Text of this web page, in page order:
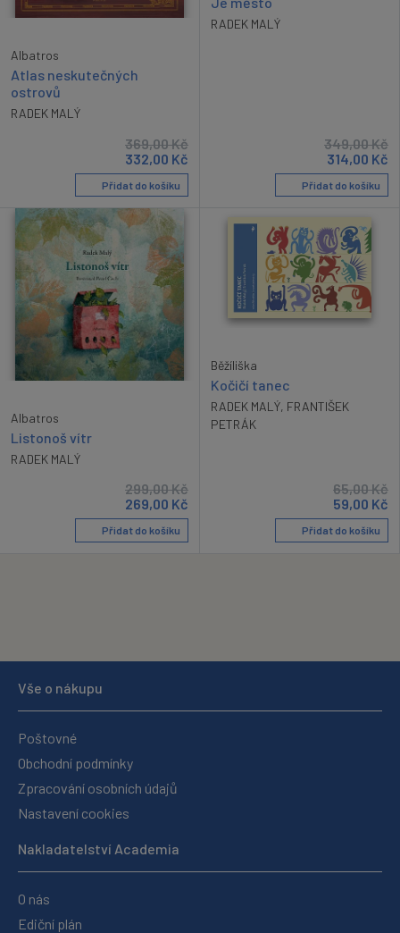
Albatros
Atlas neskutečných
ostrovů
RADEK MALÝ
369,00Kč
332,00 Kč
Přidat do košíku
RADEK MALÝ
349,00Kč
314,00 Kč
Přidat do košíku
Albatros
Listonoš vítr
RADEK MALÝ
299,00Kč
269,00 Kč
Přidat do košíku
Běžíliška
Kočičí tanec
RADEK MALÝ, FRANTIŠEK
PETRÁK
65,00Kč
59,00 Kč
Přidat do košíku
Vše o nákupu
Poštovné
Obchodní podmínky
Zpracování osobních údajů
Nastavení cookies
Nakladatelství Academia
O nás
Ediční plán